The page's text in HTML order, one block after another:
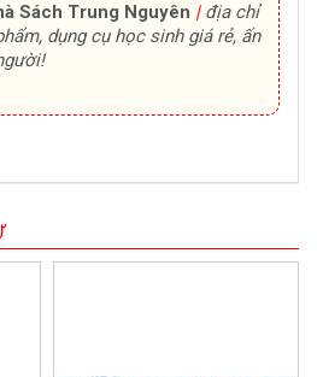
Sách Trung Nguyên | địa chỉ
dụng cụ học sinh giá rẻ, ấn